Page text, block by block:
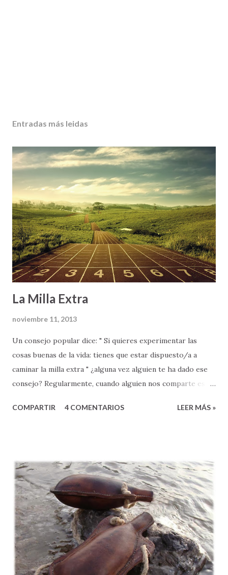
Entradas más leidas
La Milla Extra
noviembre 11, 2013
Un consejo popular dice: " Si quieres experimentar las
cosas buenas de la vida: tienes que estar dispuesto/a a
caminar la milla extra " ¿alguna vez alguien te ha dado ese
consejo? Regularmente, cuando alguien nos comparte esta
la escuela, o nuestro jefe en el trabajo), lo hace como parte
¿verdad? Mi papá siempre me decía " Héctor Antonio, si tu
quieres echar pa'lante tienes que darlo todo y caminar la
milla extra. Si te conformas con hacer lo que todo el mundo
hace, vas a ser del montón ". A veces vemos a la gente que
alcanza un nivel económico más alto y sentimos envidia o
los criticamos fuertemente por su éxito. Hacemos esto,
ignorando el empeño extra que estas personas dieron en
su trabajo para lograr llegar al lugar donde están. Ve...
COMPARTIR 4 COMENTARIOS LEER MÁS »